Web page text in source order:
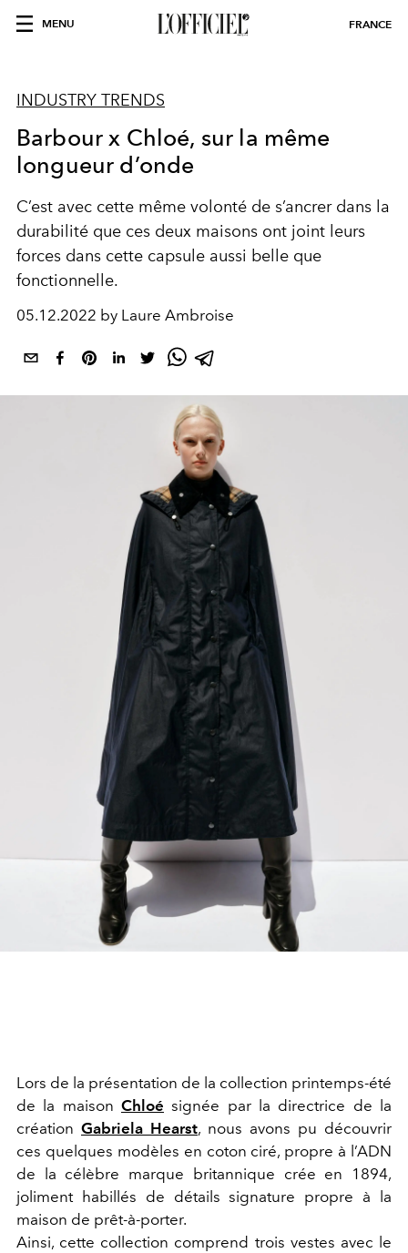
MENU FRANCE
INDUSTRY TRENDS
Barbour x Chloé, sur la même
longueur d’onde
C’est avec cette même volonté de s’ancrer dans la
durabilité que ces deux maisons ont joint leurs
forces dans cette capsule aussi belle que
fonctionnelle.
05.12.2022 by Laure Ambroise
Lors de la présentation de la collection printemps-été
de la maison Chloé signée par la directrice de la
création Gabriela Hearst, nous avons pu découvrir
ces quelques modèles en coton ciré, propre à l’ADN
de la célèbre marque britannique crée en 1894,
joliment habillés de détails signature propre à la
maison de prêt-à-porter.
Ainsi, cette collection comprend trois vestes avec le